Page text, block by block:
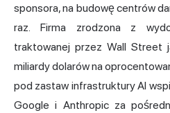
sponsora, na budowę centrów
raz. Firma zrodzona z
traktowanej przez Wall Street
miliardy dolarów na
pod zastaw infrastruktury AI
Google i Anthropic za